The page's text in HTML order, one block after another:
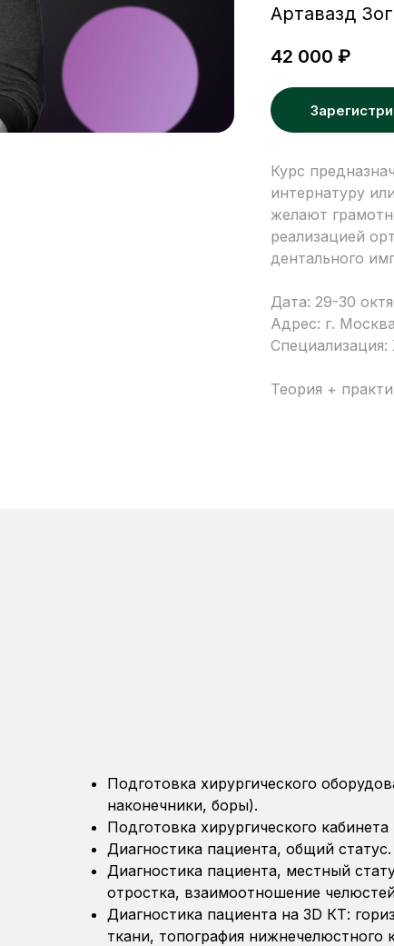
Артавазд
42 000 ₽
Курс
интернатуру
желают
реализацией
дентального
Дата: 29-30
Адрес: г.
Специализация:
Теория +
Подготовка хирургического
наконечники, боры).
Подготовка хирургического
Диагностика пациента, общий статус.
Диагностика пациента, местный
отростка, взаимоотношение
Диагностика пациента на 3D КТ:
ткани, топография нижнечелюстного